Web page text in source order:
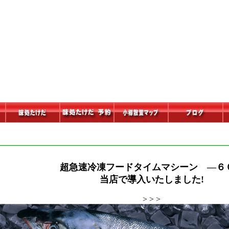
超急速冷凍フードタイムマシーン ―
当店で導入いたしました!
> > >